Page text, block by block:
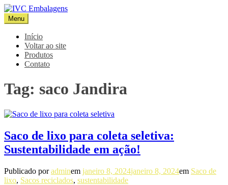
Pular
para
o
conteúdo
IVC Embalagens
Blog IVC
Menu
Início
Voltar ao site
Produtos
Contato
Tag: saco Jandira
Saco de lixo para coleta seletiva:
Sustentabilidade em ação!
Publicado poradminem janeiro 8, 2024janeiro 8, 2024em Saco de
lixo, Sacos reciclados, sustentabilidade